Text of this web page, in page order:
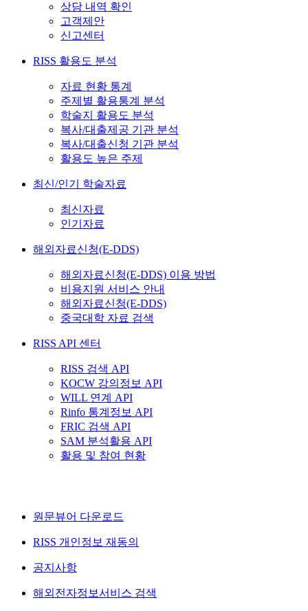
상담 내역 확인
고객제안
신고센터
RISS 활용도 분석
자료 현황 통계
주제별 활용통계 분석
학술지 활용도 분석
복사/대출제공 기관 분석
복사/대출신청 기관 분석
활용도 높은 주제
최신/인기 학술자료
최신자료
인기자료
해외자료신청(E-DDS)
해외자료신청(E-DDS) 이용 방법
비용지원 서비스 안내
해외자료신청(E-DDS)
중국대학 자료 검색
RISS API 센터
RISS 검색 API
KOCW 강의정보 API
WILL 연계 API
Rinfo 통계정보 API
FRIC 검색 API
SAM 분석활용 API
활용 및 참여 현황
원문뷰어 다운로드
RISS 개인정보 재동의
공지사항
해외전자정보서비스 검색